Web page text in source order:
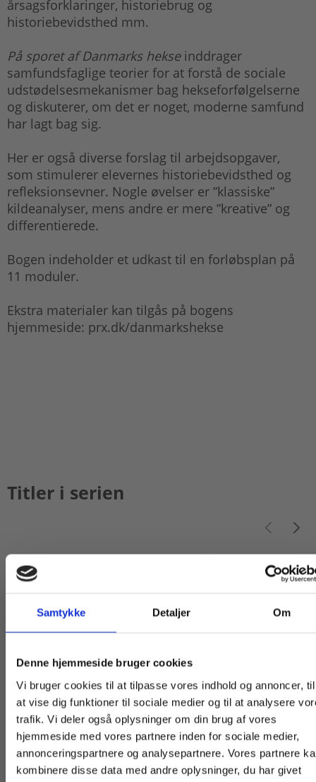
Samtykke Detaljer Om
Denne hjemmeside bruger cookies
Vi bruger cookies til at tilpasse vores indhold og annoncer, til
at vise dig funktioner til sociale medier og til at analysere
trafik. Vi deler også oplysninger om din brug af vores
hjemmeside med vores partnere inden for sociale medier,
annonceringspartnere og analysepartnere. Vores partnere
kombinere disse data med andre oplysninger, du har givet
årsagsforklaringer, historiebrug og
historiebevidsthed mm.
På sporet af Danmarks hekseinddrager
samfundsfaglige teorier for at forstå de sociale
udstødelsesmekanismer bag hekseforfølgelserne
og diskuterer, om det er noget, moderne samfund
har lagt bag sig.
Her er også diverse forslag til arbejdsopgaver,
som stimulerer elevernes historiebevidsthed og
refleksionsevner. Nogle øvelser er ”klassiske”
kildeanalyser, mens andre er mere ”kreative” og
differentierede.
Bogen indeholder et udkast til en forløbsplan på
11 moduler.
Ekstra materialer kan tilgås på bogens
hjemmeside: prx.dk/danmarkshekse
Titler i serien
Flergangsbog
På sporet af velfærdsstaten
Birgitte Herløv
Nyhed
2 formater
På sporet af det
Lars Christiansen
Fortsæt som:
For privatkunder og
studerende. Du får
For institutioner og
virksomheder. Du